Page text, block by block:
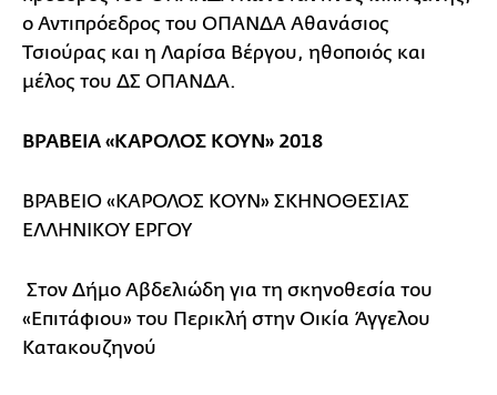
ο Αντιπρόεδρος του ΟΠΑΝΔΑ Αθανάσιος
Τσιούρας και η Λαρίσα Βέργου, ηθοποιός και
μέλος του ΔΣ ΟΠΑΝΔΑ.
ΒΡΑΒΕΙΑ «ΚΑΡΟΛΟΣ ΚΟΥΝ» 2018
ΒΡΑΒΕΙΟ «ΚΑΡΟΛΟΣ ΚΟΥΝ» ΣΚΗΝΟΘΕΣΙΑΣ
ΕΛΛΗΝΙΚΟΥ ΕΡΓΟΥ
Στον Δήμο Αβδελιώδη για τη σκηνοθεσία του
«Επιτάφιου» του Περικλή στην Οικία Άγγελου
Κατακουζηνού